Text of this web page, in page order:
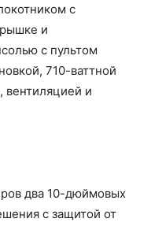
с
и
с пультом
710-ваттной
вентиляцией и
два 10-дюймовых
с защитой от